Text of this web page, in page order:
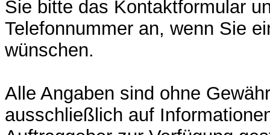
Sie bitte das Kontaktformular
Telefonnummer an, wenn Sie
wünschen.
Alle Angaben sind ohne
ausschließlich auf